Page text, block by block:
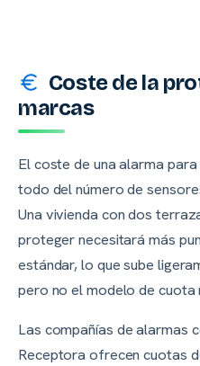
Coste de la
marcas
El coste de una alarma
todo del número de
Una vivienda con dos
proteger necesitará más
estándar, lo que sube
pero no el modelo de cuota
Las compañías de alarmas
Receptora ofrecen cuotas